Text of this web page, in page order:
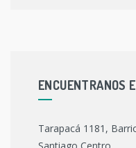
ENCUENTRANOS
Tarapacá 1181,